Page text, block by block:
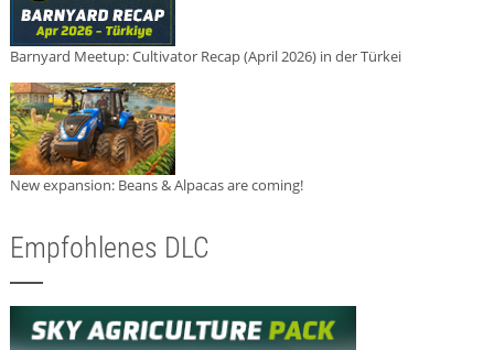
Barnyard Meetup: Cultivator Recap (April 2026) in der Türkei
New expansion: Beans & Alpacas are coming!
Empfohlenes DLC